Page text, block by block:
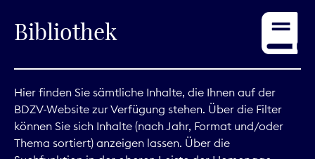
Service
Digitales
Kommunikation
Bibliothek
Hier finden Sie sämtliche Inhalte, die Ihnen auf der
BDZV-Website zur Verfügung stehen. Über die Filter
können Sie sich Inhalte (nach Jahr, Format und/oder
Thema sortiert) anzeigen lassen. Über die